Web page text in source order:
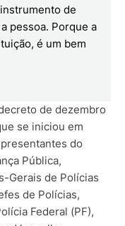
de
pessoa. Porque a
é um bem
de dezembro
se iniciou em
do
Pública,
Gerais de Polícias
de Polícias,
Federal (PF),